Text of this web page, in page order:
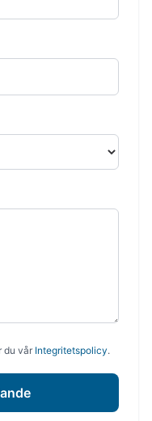
du vår Integritetspolicy.